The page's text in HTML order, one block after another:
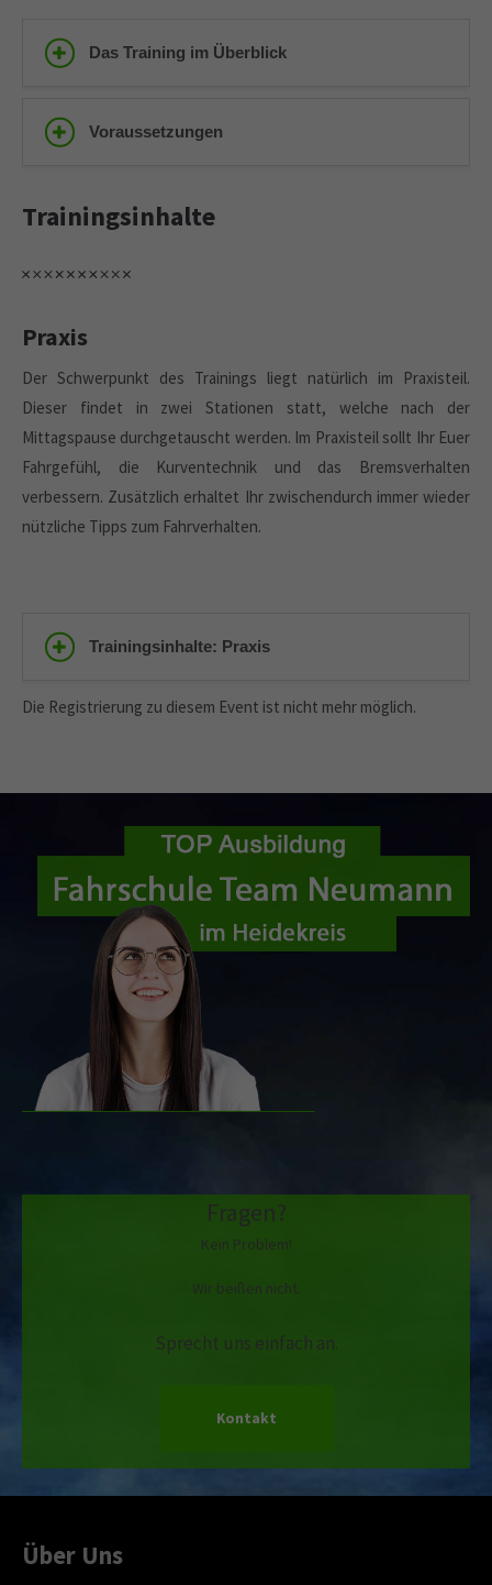
Das Training im Überblick
Voraussetzungen
Trainingsinhalte
Praxis
Der Schwerpunkt des Trainings liegt natürlich im Praxisteil.
Dieser findet in zwei Stationen statt, welche nach der
Mittagspause durchgetauscht werden. Im Praxisteil sollt Ihr Euer
Fahrgefühl, die Kurventechnik und das Bremsverhalten
verbessern. Zusätzlich erhaltet Ihr zwischendurch immer wieder
nützliche Tipps zum Fahrverhalten.
Trainingsinhalte: Praxis
Die Registrierung zu diesem Event ist nicht mehr möglich.
Fragen?
Kein Problem!
Wir beißen nicht.
Sprecht uns einfach an.
Kontakt
Über Uns